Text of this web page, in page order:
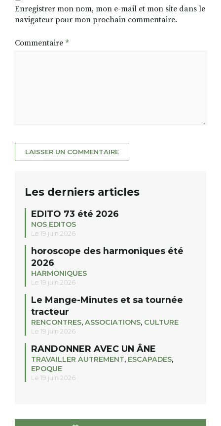
Enregistrer mon nom, mon e-mail et mon site dans le
navigateur pour mon prochain commentaire.
Commentaire *
Les derniers articles
EDITO 73 été 2026
NOS EDITOS
Le 19 juin 2026
horoscope des harmoniques été
2026
HARMONIQUES
Le 19 juin 2026
Le Mange-Minutes et sa tournée
tracteur
RENCONTRES, ASSOCIATIONS, CULTURE
Le 19 juin 2026
RANDONNER AVEC UN ÂNE
TRAVAILLER AUTREMENT, ESCAPADES,
EPOQUE
Le 19 juin 2026